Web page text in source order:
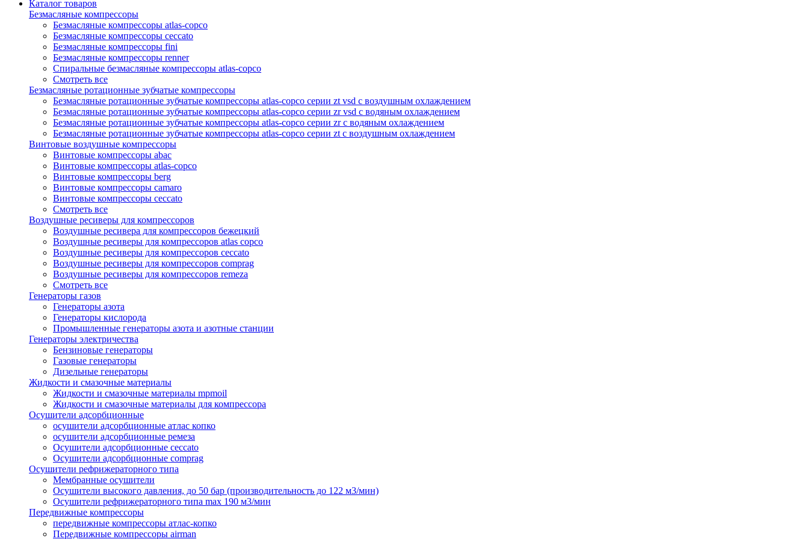
Каталог товаров
Безмасляные компрессоры
Безмасляные компрессоры atlas-copco
Безмасляные компрессоры ceccato
Безмасляные компрессоры fini
Безмасляные компрессоры renner
Спиральные безмасляные компрессоры atlas-copco
Смотреть все
Безмасляные ротационные зубчатые компрессоры
Безмасляные ротационные зубчатые компрессоры atlas-copco серии zt vsd с воздушным охлаждением
Безмасляные ротационные зубчатые компрессоры atlas-copco серии zr vsd с водяным охлаждением
Безмасляные ротационные зубчатые компрессоры atlas-copco серии zr с водяным охлаждением
Безмасляные ротационные зубчатые компрессоры atlas-copco серии zt с воздушным охлаждением
Винтовые воздушные компрессоры
Винтовые компрессоры abac
Винтовые компрессоры atlas-copco
Винтовые компрессоры berg
Винтовые компрессоры camaro
Винтовые компрессоры ceccato
Смотреть все
Воздушные ресиверы для компрессоров
Воздушные ресивера для компрессоров бежецкий
Воздушные ресиверы для компрессоров atlas copco
Воздушные ресиверы для компрессоров ceccato
Воздушные ресиверы для компрессоров comprag
Воздушные ресиверы для компрессоров remeza
Смотреть все
Генераторы газов
Генераторы азота
Генераторы кислорода
Промышленные генераторы азота и азотные станции
Генераторы электричества
Бензиновые генераторы
Газовые генераторы
Дизельные генераторы
Жидкости и смазочные материалы
Жидкости и смазочные материалы mpmoil
Жидкости и смазочные материалы для компрессора
Осушители адсорбционные
осушители адсорбционные атлас копко
осушители адсорбционные ремеза
Осушители адсорбционные ceccato
Осушители адсорбционные comprag
Осушители рефрижераторного типа
Мембранные осушители
Осушители высокого давления, до 50 бар (производительность до 122 м3/мин)
Осушители рефрижераторного типа max 190 м3/мин
Передвижные компрессоры
передвижные компрессоры атлас-копко
Передвижные компрессоры airman